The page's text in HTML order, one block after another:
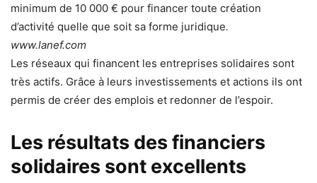
minimum de 10 000 € pour financer toute création
d’activité quelle que soit sa forme juridique.
www.lanef.com
Les réseaux qui financent les entreprises solidaires sont
très actifs. Grâce à leurs investissements et actions ils ont
permis de créer des emplois et redonner de l’espoir.
Les résultats des financiers
solidaires sont excellents